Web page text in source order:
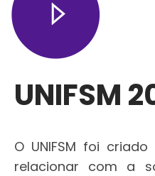
UNIFSM
O UNIFSM foi
relacionar com a